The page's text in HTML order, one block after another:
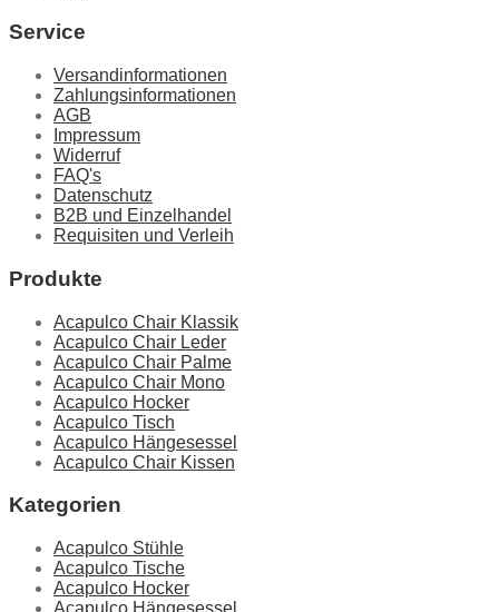
Service
Versandinformationen
Zahlungsinformationen
AGB
Impressum
Widerruf
FAQ's
Datenschutz
B2B und Einzelhandel
Requisiten und Verleih
Produkte
Acapulco Chair Klassik
Acapulco Chair Leder
Acapulco Chair Palme
Acapulco Chair Mono
Acapulco Hocker
Acapulco Tisch
Acapulco Hängesessel
Acapulco Chair Kissen
Kategorien
Acapulco Stühle
Acapulco Tische
Acapulco Hocker
Acapulco Hängesessel